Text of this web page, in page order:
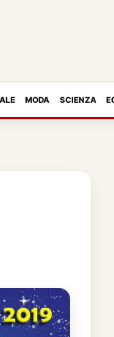
MODA SCIENZA